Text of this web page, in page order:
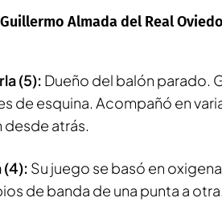
Almada del Real
(5): Dueño del balón parado.
de esquina. Acompañó en
desde atrás.
(4): Su juego se basó en
de banda de una punta a